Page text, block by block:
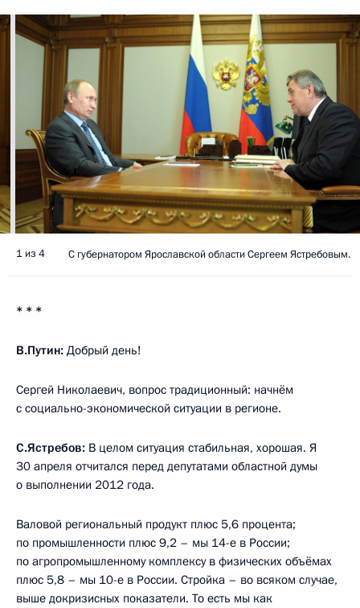
1 из 4 С губернатором Ярославской области Сергеем Ястребовым.
* * *
В.Путин: Добрый день!
Сергей Николаевич, вопрос традиционный: начнём
с социально-экономической ситуации в регионе.
С.Ястребов: В целом ситуация стабильная, хорошая. Я
30 апреля отчитался перед депутатами областной думы
о выполнении 2012 года.
Валовой региональный продукт плюс 5,6 процента;
по промышленности плюс 9,2 – мы 14-е в России;
по агропромышленному комплексу в физических объёмах
плюс 5,8 – мы 10-е в России. Стройка – во всяком случае,
выше докризисных показатели. То есть мы как